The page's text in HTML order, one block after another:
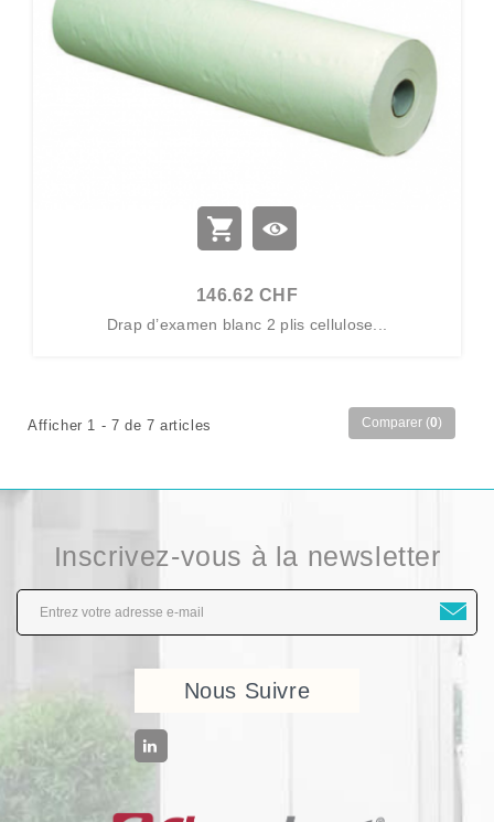
146.62 CHF
Drap d’examen blanc 2 plis cellulose...
Afficher 1 - 7 de 7 articles Comparer (0)
Inscrivez-vous à la newsletter
Nous Suivre